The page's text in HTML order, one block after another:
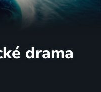
drama